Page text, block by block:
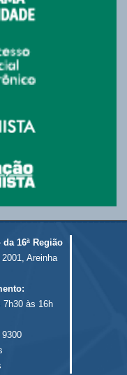
16ª Região
Areinha
7h30 às 16h